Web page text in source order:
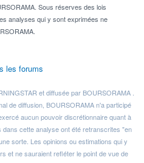
Sous réserves des lois
analyses qui y sont exprimées ne
les forums
et diffusée par BOURSORAMA .
de diffusion, BOURSORAMA n'a participé
aucun pouvoir discrétionnaire quant à
cette analyse ont été retranscrites "en
sorte. Les opinions ou estimations qui y
et ne sauraient refléter le point de vue de